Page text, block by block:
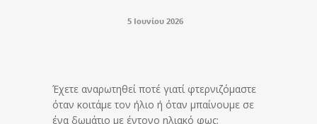
5 Ιουνίου 2026
Έχετε αναρωτηθεί ποτέ γιατί φτερνιζόμαστε
όταν κοιτάμε τον ήλιο ή όταν μπαίνουμε σε
ένα δωμάτιο με έντονο ηλιακό φως;